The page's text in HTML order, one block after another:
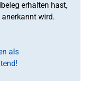
erhalten hast,
wird.
als